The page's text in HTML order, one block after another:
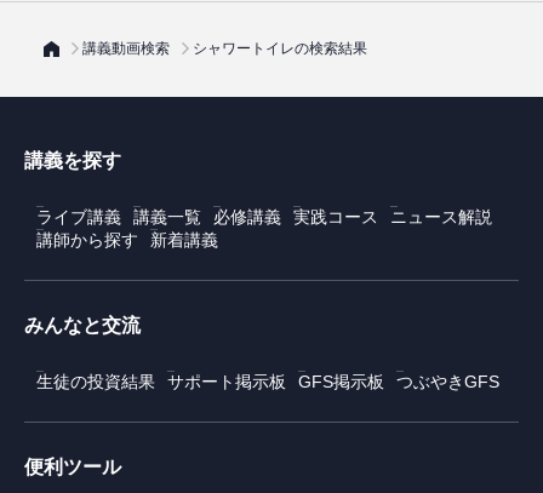
講義動画検索 シャワートイレの検索結果
講義を探す
ライブ講義 講義一覧 必修講義 実践コース
ニュース解説
講師から探す
新着講義
みんなと交流
生徒の投資結果 サポート掲示板 GFS掲示板 つぶやきGFS
便利ツール